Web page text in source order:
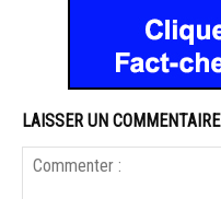
LAISSER UN COMMENTAIRE